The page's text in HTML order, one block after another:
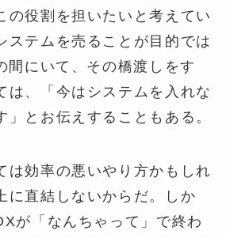
の役割を担いたいと考えてい
ステムを売ることが目的では
間にいて、その橋渡しをす
は、「今はシステムを入れな
」とお伝えすることもある。
は効率の悪いやり方かもしれ
に直結しないからだ。しか
が「なんちゃって」で終わ